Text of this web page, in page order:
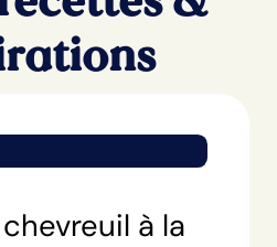
à la